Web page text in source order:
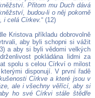
Přitom mu Duch dává
budou-li o něj pokorně
i celá Církev.“ (12)
Kristova příkladu dobrovolně
aby byli schopni si vážit
a aby si byli vědomi velkých
pokládána lidmi za
spolu s celou Církví o milost
disponují. V první řadě
Církve a které jsou v
ale i všechny věřící, aby si
ho své Církvi stále štědře